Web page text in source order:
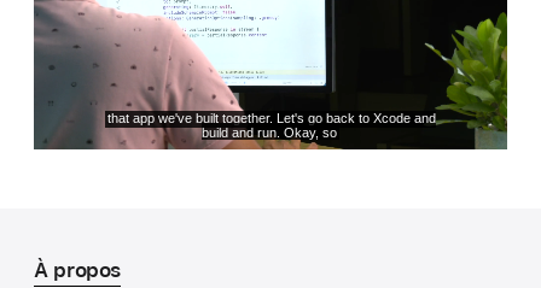
À propos